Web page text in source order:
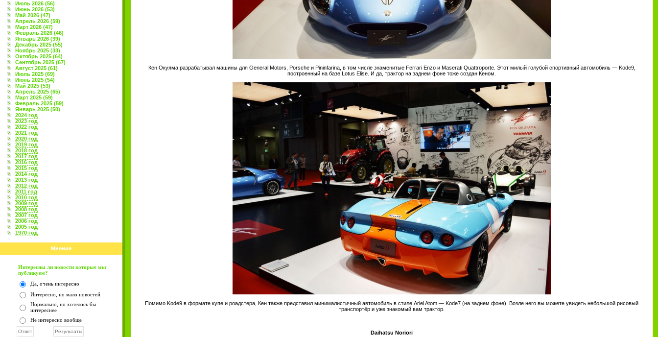
Июль 2026 (56)
Июнь 2026 (53)
Май 2026 (47)
Апрель 2026 (59)
Март 2026 (47)
Февраль 2026 (46)
Январь 2026 (39)
Декабрь 2025 (55)
Ноябрь 2025 (33)
Октябрь 2025 (64)
Сентябрь 2025 (67)
Август 2025 (61)
Июль 2025 (69)
Июнь 2025 (54)
Май 2025 (53)
Апрель 2025 (65)
Март 2025 (59)
Февраль 2025 (59)
Январь 2025 (50)
2024 год
2023 год
2022 год
2021 год
2020 год
2019 год
2018 год
2017 год
2016 год
2015 год
2014 год
2013 год
2012 год
2011 год
2010 год
2009 год
2008 год
2007 год
2006 год
2005 год
1970 год
Мнение
Интересны ли новости которые мы
публикуем?
Да, очень интересно
Интересно, но мало новостей
Нормально, но хотелось бы
интереснее
Не интересно вообще
Кен Окуяма разрабатывал машины для General Motors, Porsche и Pininfarina, в том числе знаменитые Ferrari Enzo и Maserati Quattroporte. Этот милый голубой спортивный автомобиль — Kode9,
построенный на базе Lotus Elise. И да, трактор на заднем фоне тоже создан Кеном.
Помимо Kode9 в формате купе и роадстера, Кен также представил минималистичный автомобиль в стиле Ariel Atom — Kode7 (на заднем фоне). Возле него вы можете увидеть небольшой рисовый
транспортёр и уже знакомый вам трактор.
Daihatsu Noriori